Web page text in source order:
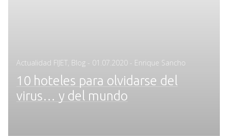
Actualidad FIJET Blog - Posted
01.07.2020 - Enrique Sancho
10 hoteles para olvidarse del
virus… y del mundo